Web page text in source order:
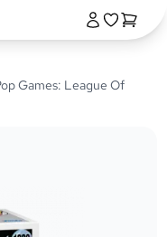
Games: League Of